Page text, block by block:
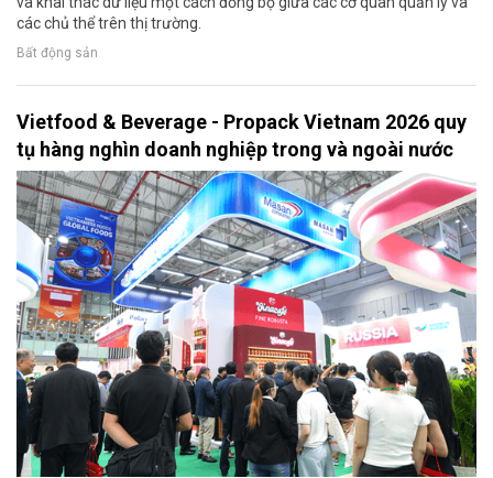
các chủ thể trên thị trường.
Bất động sản
Vietfood & Beverage - Propack Vietnam 2026 quy
tụ hàng nghìn doanh nghiệp trong và ngoài nước